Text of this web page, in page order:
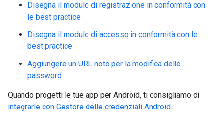
Disegna il modulo di registrazione in conformità con
le best practice
Disegna il modulo di accesso in conformità con le
best practice
Aggiungere un URL noto per la modifica delle
password
Quando progetti le tue app per Android, ti consigliamo di
integrarle con Gestore delle credenziali Android.